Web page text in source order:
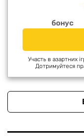
бонус
Участь в азартних
Дотримуйтеся